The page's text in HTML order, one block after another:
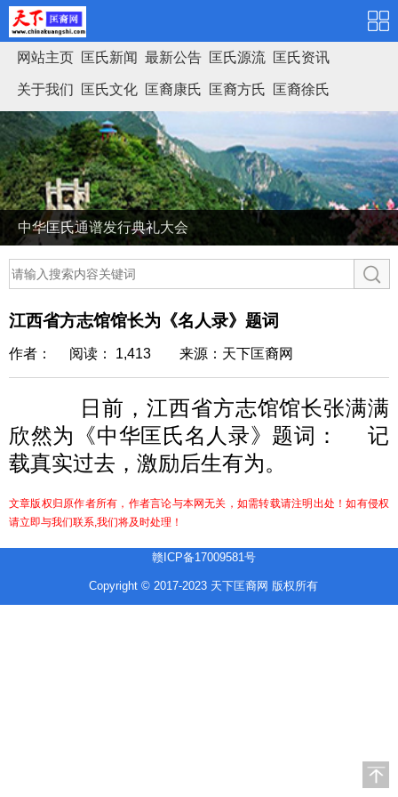
网站主页 匡氏新闻 最新公告 匡氏源流 匡氏资讯
关于我们 匡氏文化 匡裔康氏 匡裔方氏 匡裔徐氏
匡氏家谱
中华匡氏通谱发行典礼大会
江西省方志馆馆长为《名人录》题词
作者： 阅读： 1,413 来源：天下匡裔网
日前，江西省方志馆馆长张满满
欣然为《中华匡氏名人录》题词：
记
载真实过去，激励后生有为。
文章版权归原作者所有，作者言论与本网无关，如需转载请注明出处！如有侵权
请立即与我们联系,我们将及时处理！
赣ICP备17009581号
Copyright © 2017-2023 天下匡裔网 版权所有